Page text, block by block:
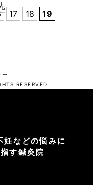
17 18 19
ー
RESERVED.
妊などの悩みに
す鍼灸院